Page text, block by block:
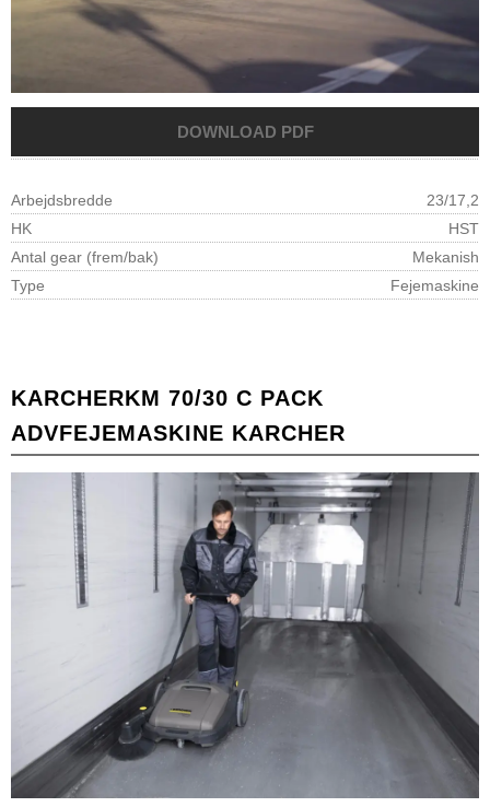
Arbejdsbredde
23/17,2
HK
HST
Antal gear (frem/bak)
Mekanish
Type
Fejemaskine
KARCHERKM 70/30 C PACK
ADVFEJEMASKINE KARCHER